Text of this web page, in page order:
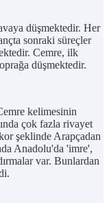
düşmektedir. Her
sonraki süreçler
Cemre, ilk
düşmektedir.
kelimesinin
çok fazla rivayet
şeklinde Arapçadan
Anadolu'da 'imre',
var. Bunlardan